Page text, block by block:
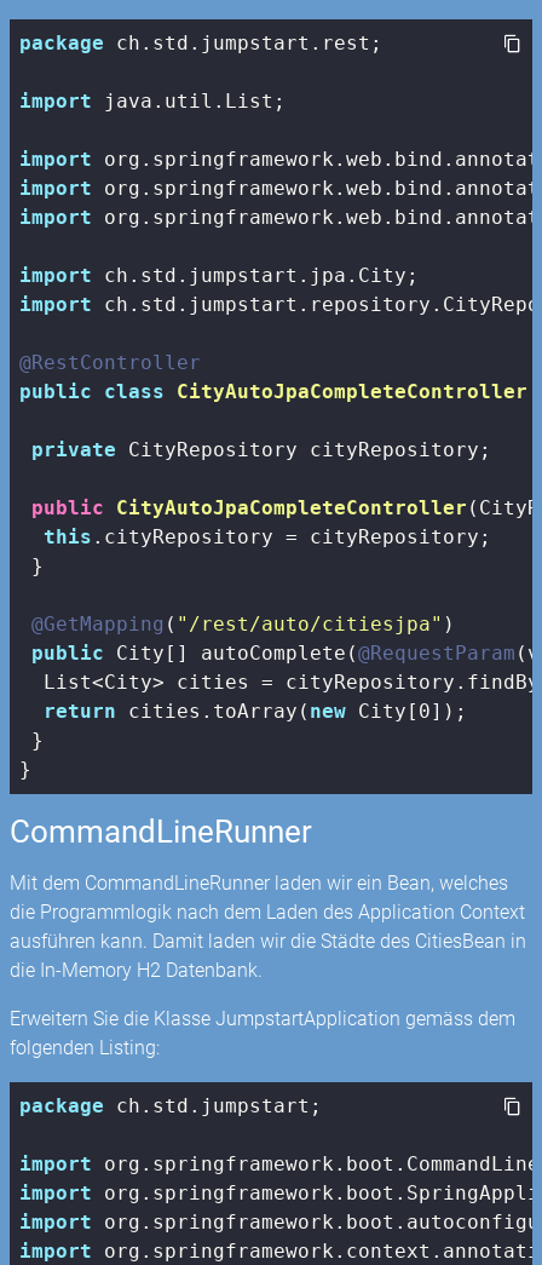
package ch.std.jumpstart.rest;
import java.util.List;
import
import
import
import
import
@RestController
public
class CityAutoJpaCompleteController
private CityRepository cityRepository;
public CityAutoJpaCompleteController
this .cityRepository = cityRepository;
}
@GetMapping ( "/rest/auto/citiesjpa" )
public City[] autoComplete(@RequestParam
List<City> cities =
return cities.toArray( new City[ 0]);
}
}
CommandLineRunner
Mit dem CommandLineRunner laden wir ein Bean, welches
die Programmlogik nach dem Laden des Application Context
ausführen kann. Damit laden wir die Städte des CitiesBean in
die In-Memory H2 Datenbank.
Erweitern Sie die Klasse JumpstartApplication gemäss dem
folgenden Listing:
package ch.std.jumpstart;
import
import
import
import